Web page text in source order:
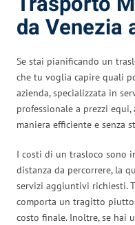
da Venezia
Se stai pianificando un
che tu voglia capire quali
azienda, specializzata in
professionale a prezzi
maniera efficiente e senza
I costi di un trasloco sono
distanza da percorrere, la
servizi aggiuntivi richiesti.
comporta un tragitto
costo finale. Inoltre, se hai